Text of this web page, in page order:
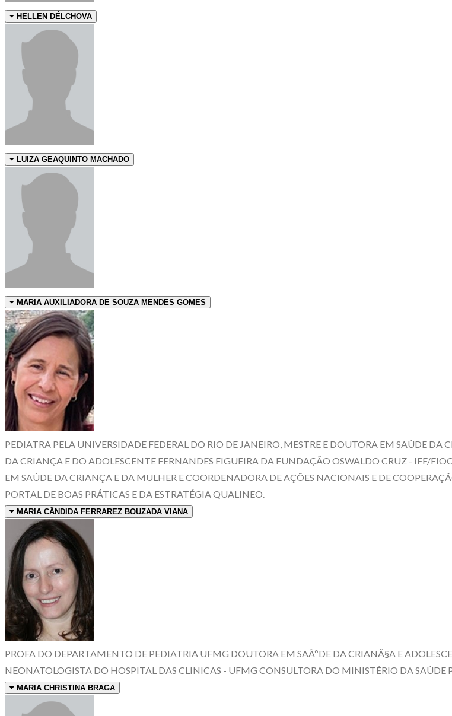
HELLEN DÉLCHOVA
LUIZA GEAQUINTO MACHADO
MARIA AUXILIADORA DE SOUZA MENDES GOMES
PEDIATRA PELA UNIVERSIDADE FEDERAL DO RIO DE JANEIRO, MESTRE E DOUTORA EM SAÚDE
DA CRIANÇA E DO ADOLESCENTE FERNANDES FIGUEIRA DA FUNDAÇÃO OSWALDO CRUZ - IFF/
EM SAÚDE DA CRIANÇA E DA MULHER E COORDENADORA DE AÇÕES NACIONAIS E DE
PORTAL DE BOAS PRÁTICAS E DA ESTRATÉGIA QUALINEO.
MARIA CÂNDIDA FERRAREZ BOUZADA VIANA
PROFA DO DEPARTAMENTO DE PEDIATRIA UFMG DOUTORA EM SAÃºDE DA CRIANÃ§A E
NEONATOLOGISTA DO HOSPITAL DAS CLINICAS - UFMG CONSULTORA DO MINISTÉRIO DA SAÚDE
MARIA CHRISTINA BRAGA